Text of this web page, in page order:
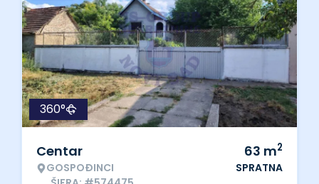
360°
Centar
GOSPOĐINCI
63 m2
SPRATNA